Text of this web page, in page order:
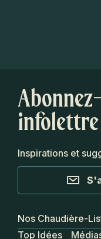
infolettre
Inspirations et
Nos Chaudière-
Top Idées